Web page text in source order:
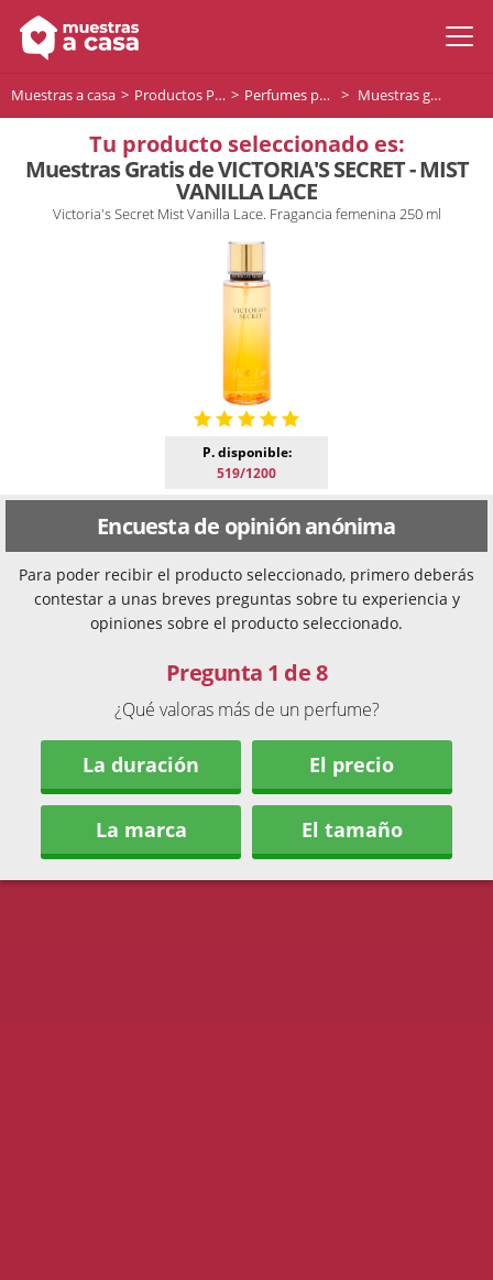
Muestras a casa Productos Premium Perfumes para mujer Muestras gratis de VICTORIA'S SECRET - MIST VANILLA LACE
Tu producto seleccionado es:
Muestras Gratis de VICTORIA'S SECRET - MIST
VANILLA LACE
Victoria's Secret Mist Vanilla Lace. Fragancia femenina 250 ml
P. disponible:
519/1200
Encuesta de opinión anónima
Para poder recibir el producto seleccionado, primero deberás
contestar a unas breves preguntas sobre tu experiencia y
opiniones sobre el producto seleccionado.
Pregunta 1 de 8
¿Qué valoras más de un perfume?
La duración El precio
La marca El tamaño